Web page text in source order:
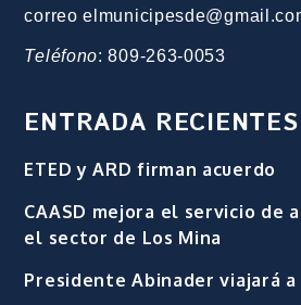
correo
Teléfono: 809-263-0053
ENTRADA RECIENTES
ETED y ARD firman acuerdo
CAASD mejora el servicio de
el sector de Los Mina
Presidente Abinader viajará a